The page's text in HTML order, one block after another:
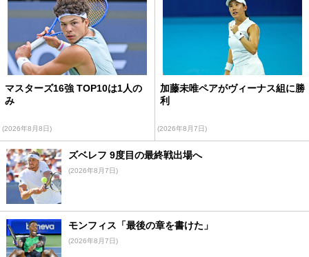
マスターズ16強 TOP10は1人の
み
(2026年8月8日)
加藤未唯ペアがヴィーナス組に勝
利
(2026年8月7日)
ズベレフ 9度目の最終戦出場へ
(2026年8月7日)
モンフィス「最後の章を書けた」
(2026年8月7日)